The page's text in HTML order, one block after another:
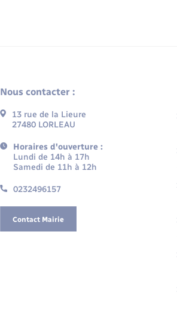
Nous contacter :
13 rue de la Lieure
27480 LORLEAU
Horaires d'ouverture :
Lundi de 14h à 17h
Samedi de 11h à 12h
0232496157
Contact Mairie